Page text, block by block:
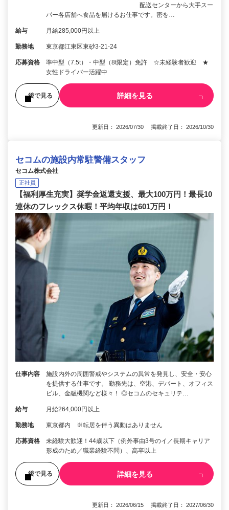
配送センターから大手スー
パー各店舗へ食品を届けるお仕事です。密を…
給与 月給285,000円以上
勤務地 東京都江東区東砂3-21-24
応募資格
準中型（7.5t）・中型（8t限定）免許 ☆未経験者歓迎 ★
女性ドライバー活躍中
後で見る 詳細を見る
更新日： 2026/07/30 掲載終了日： 2026/10/30
セコムの施設内常駐警備スタッフ
セコム株式会社
正社員
【福利厚生充実】奨学金返還支援、最大100万円！最長10
連休のフレックス休暇！平均年収は601万円！
仕事内容
施設内外の周囲警戒やシステムの異常を発見し、安全・安心
を提供する仕事です。 勤務先は、空港、デパート、オフィス
ビル、金融機関など様々！ ◎セコムのセキュリテ…
給与 月給264,000円以上
勤務地 東京都内 ※転居を伴う異動はありません
応募資格
未経験大歓迎！44歳以下（例外事由3号のイ／長期キャリア
形成のため／職業経験不問）、高卒以上
後で見る 詳細を見る
更新日： 2026/06/15 掲載終了日： 2027/06/30